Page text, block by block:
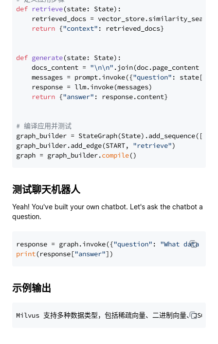
def retrieve(state: State):
retrieved_docs =
return {"context" : retrieved_docs}
def generate(state: State):
    docs_content =
"\n\n" .join(doc.page_content
    messages = prompt.invoke({
"question" : state[
    response = llm.invoke(messages)
return {"answer" : response.content}
# 编译应用并测试
graph_builder =
graph_builder.add_edge(START, "retrieve")
graph = graph_builder.compile
测试聊天机器人
Yeah! You've built your own chatbot. Let's ask the chatbot a
question.
response = graph.invoke({"question" : "What data
print(response["answer"
示例输出